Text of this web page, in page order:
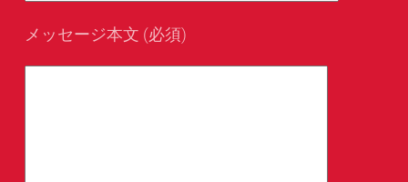
メッセージ本文 (必須)